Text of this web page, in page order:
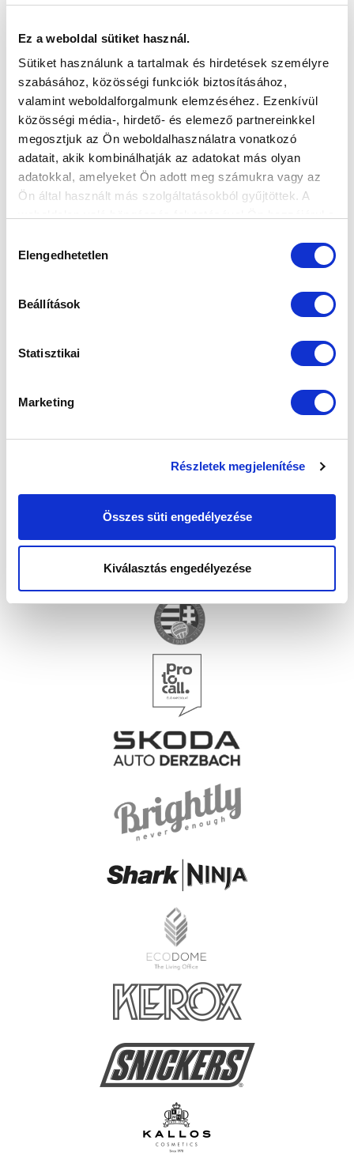
Ez a weboldal sütiket használ.
Sütiket használunk a tartalmak és hirdetések személyre
szabásához, közösségi funkciók biztosításához,
valamint weboldalforgalmunk elemzéséhez. Ezenkívül
közösségi média-, hirdető- és elemező partnereinkkel
megosztjuk az Ön weboldalhasználatra vonatkozó
adatait, akik kombinálhatják az adatokat más olyan
adatokkal, amelyeket Ön adott meg számukra vagy az
Ön által használt más szolgáltatásokból gyűjtöttek. A
kiválasztása
Elengedhetetlen
Beállítások
Statisztikai
Marketing
Részletek megjelenítése
Összes süti engedélyezése
Kiválasztás engedélyezése